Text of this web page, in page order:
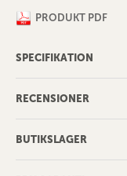
PRODUKT PDF
SPECIFIKATION
RECENSIONER
BUTIKSLAGER